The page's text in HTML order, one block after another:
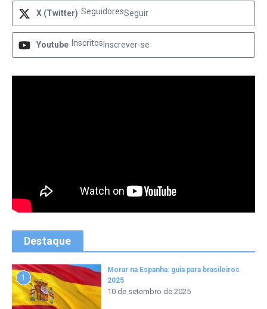
X (Twitter) SeguidoresSeguir
Youtube Inscritos Inscrever-se
Destaque
1
Morar na Espanha: guia para brasileiros
2025
10 de setembro de 2025